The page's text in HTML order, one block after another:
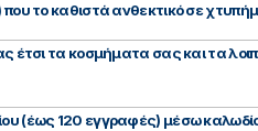
το καθιστά ανθεκτικό σε
έτσι τα κοσμήματα σας και τα
(έως 120 εγγραφές) μέσω